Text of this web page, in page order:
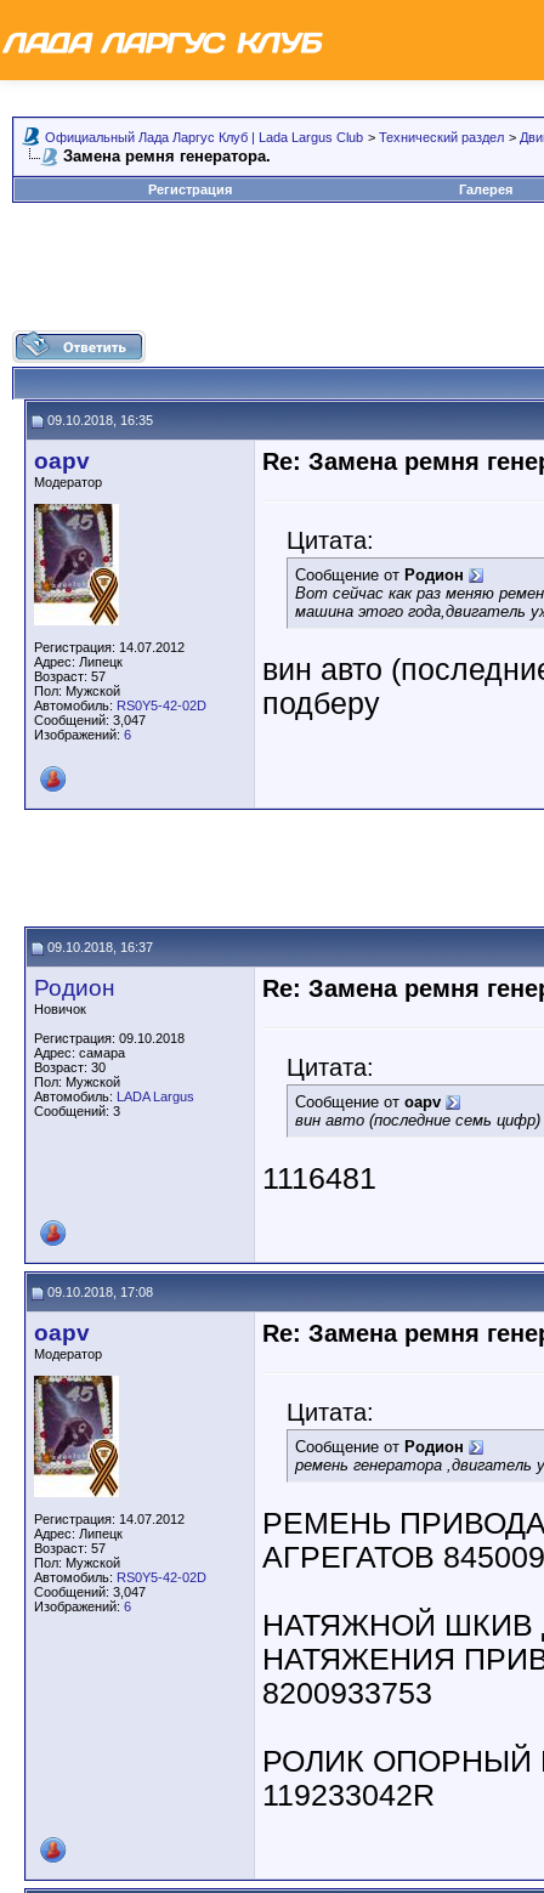
Официальный Лада Ларгус Клуб | Lada Largus Club > Технический раздел >
Замена ремня генератора.
Регистрация Галерея
09.10.2018, 16:35
oapv
Модератор
Регистрация: 14.07.2012
Адрес: Липецк
Возраст: 57
Пол: Мужской
Автомобиль: RS0Y5-42-02D
Сообщений: 3,047
Изображений: 6
Re: Замена ремня
Цитата:
Сообщение от Родион
Вот сейчас как раз меняю
машина этого года,двигатель
вин авто
подберу
09.10.2018, 16:37
Родион
Новичок
Регистрация: 09.10.2018
Адрес: самара
Возраст: 30
Пол: Мужской
Автомобиль: LADA Largus
Сообщений: 3
Re: Замена ремня
Цитата:
Сообщение от oapv
вин авто (последние семь
1116481
09.10.2018, 17:08
oapv
Модератор
Регистрация: 14.07.2012
Адрес: Липецк
Возраст: 57
Пол: Мужской
Автомобиль: RS0Y5-42-02D
Сообщений: 3,047
Изображений: 6
Re: Замена ремня
Цитата:
Сообщение от Родион
ремень генератора ,двигатель
РЕМЕНЬ
АГРЕГАТОВ
НАТЯЖНОЙ ШКИВ
НАТЯЖЕНИЯ
8200933753
РОЛИК ОПОРНЫЙ
119233042R